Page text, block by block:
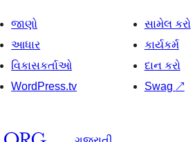
જાણો
આધાર
વિકાસકર્તાઓ
WordPress.tv
સામેલ કરો
કાર્યકર્મ
દાન કરો
Swag ↗